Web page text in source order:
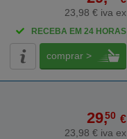
23,98 € iva ex
RECEBA EM 24 HORAS
comprar >
29,50 €
23,98 € iva ex